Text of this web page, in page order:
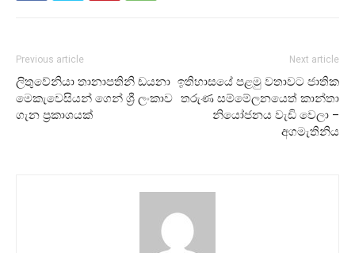
Previous article
ලිතුවේනියා තානාපතිනි ඩයනා
මෙකැවෙසියන් ගෙන් ශ්‍රී ලංකාව
ගැන ප්‍රකාශයක්
Next article
ඉතිහාසයේ පළමු වතාවට ජාතික
තරුණ සම්මේලනයෙත් කාන්තා
නියෝජනය වැඩි වෙලා –
අගමැතිනිය